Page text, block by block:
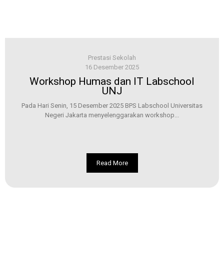
Prestasi Sekolah
16 Desember 2025
Workshop Humas dan IT Labschool
UNJ
Pada Hari Senin, 15 Desember 2025 BPS Labschool Universitas
Negeri Jakarta menyelenggarakan workshop...
Read More